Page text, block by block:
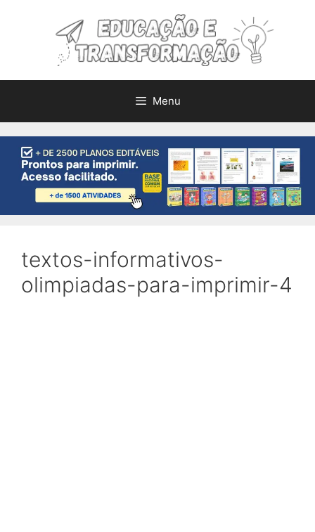
Menu
textos-informativos-
olimpiadas-para-imprimir-4